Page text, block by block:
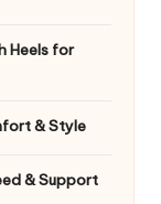
Heels for
& Style
& Support